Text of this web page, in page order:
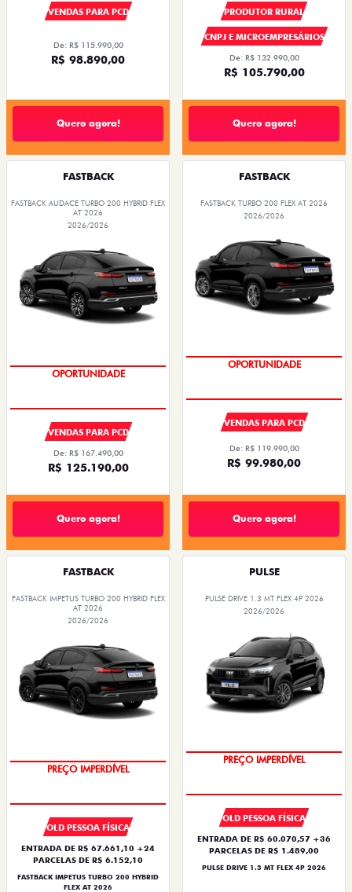
VENDAS PARA PCD
De: R$ 115.990,00
R$ 98.890,00
Quero agora!
PRODUTOR RURAL
CNPJ E MICROEMPRESÁRIOS
De: R$ 132.990,00
R$ 105.790,00
Quero agora!
FASTBACK
FASTBACK AUDACE TURBO 200 HYBRID FLEX
AT 2026
2026/2026
OPORTUNIDADE
VENDAS PARA PCD
De: R$ 167.490,00
R$ 125.190,00
Quero agora!
FASTBACK
FASTBACK TURBO 200 FLEX AT 2026
2026/2026
OPORTUNIDADE
VENDAS PARA PCD
De: R$ 119.990,00
R$ 99.980,00
Quero agora!
FASTBACK
FASTBACK IMPETUS TURBO 200 HYBRID FLEX
AT 2026
2026/2026
PREÇO IMPERDÍVEL
OLD PESSOA FÍSICA
ENTRADA DE R$ 67.661,10 +24
PARCELAS DE R$ 6.152,10
FASTBACK IMPETUS TURBO 200 HYBRID
FLEX AT 2026
PULSE
PULSE DRIVE 1.3 MT FLEX 4P 2026
2026/2026
PREÇO IMPERDÍVEL
OLD PESSOA FÍSICA
ENTRADA DE R$ 60.070,57 +36
PARCELAS DE R$ 1.489,00
PULSE DRIVE 1.3 MT FLEX 4P 2026